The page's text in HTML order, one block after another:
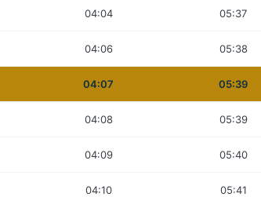
04:04 05:37
04:06 05:38
04:07 05:39
04:08 05:39
04:09 05:40
04:10 05:41